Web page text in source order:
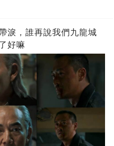
淚，誰再說我們九龍城
好嘛